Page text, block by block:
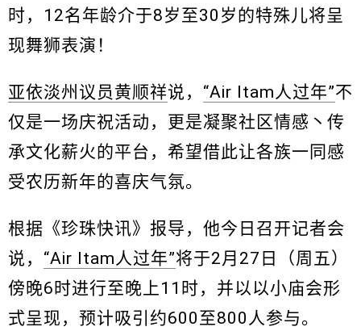
时，12名年龄介于8岁至30岁的特殊儿将呈
现舞狮表演！
亚依淡州议员黄顺祥说， “Air Itam人过年”不
仅是一场庆祝活动，更是凝聚社区情感丶传
承文化薪火的平台，希望借此让各族一同感
受农历新年的喜庆气氛。
根据《珍珠快讯》报导，他今日召开记者会
说， “Air Itam人过年”将于2月27日（周五）
傍晚6时进行至晚上11时，并以以小庙会形
式呈现，预计吸引约600至800人参与。